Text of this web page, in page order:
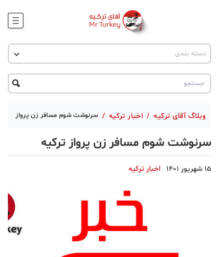
وبلاگ
جاذبه گردشگری
دسته بندی
اخبار ترکیه
پروژه ها
تحصیل در ترکیه
ترکیه گردی
دانستنی
وبلاگ آقای ترکیه / اخبار ترکیه / سرنوشت شوم مسافر زن پرواز
سرنوشت شوم مسافر زن پرواز ترکیه
15 شهریور 1401 اخبار ترکیه